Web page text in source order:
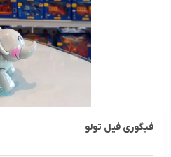
فیگوری فیل تولو